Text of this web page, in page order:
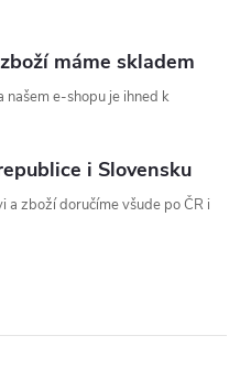
máme skladem
našem e-shopu je ihned k
i Slovensku
a zboží doručíme všude po ČR i